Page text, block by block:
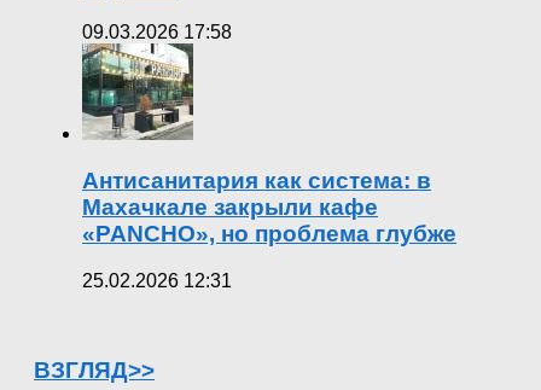
09.03.2026 17:58
Антисанитария как система: в
Махачкале закрыли кафе
«PANCHO», но проблема глубже
25.02.2026 12:31
ВЗГЛЯД>>